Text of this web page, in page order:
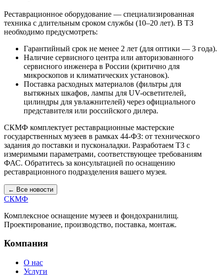
Реставрационное оборудование — специализированная
техника с длительным сроком службы (10–20 лет). В ТЗ
необходимо предусмотреть:
Гарантийный срок не менее 2 лет (для оптики — 3 года).
Наличие сервисного центра или авторизованного
сервисного инженера в России (критично для
микроскопов и климатических установок).
Поставка расходных материалов (фильтры для
вытяжных шкафов, лампы для UV-осветителей,
цилиндры для увлажнителей) через официального
представителя или российского дилера.
СКМФ комплектует реставрационные мастерские
государственных музеев в рамках 44-ФЗ: от технического
задания до поставки и пусконаладки. Разработаем ТЗ с
измеримыми параметрами, соответствующее требованиям
ФАС. Обратитесь за консультацией по оснащению
реставрационного подразделения вашего музея.
← Все новости
СКМФ
Комплексное оснащение музеев и фондохранилищ.
Проектирование, производство, поставка, монтаж.
Компания
О нас
Услуги